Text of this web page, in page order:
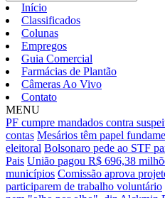
Início
Classificados
Colunas
Empregos
Guia Comercial
Farmácias de Plantão
Câmeras Ao Vivo
Contato
MENU
PF cumpre mandados contra
contas Mesários têm papel
eleitoral Bolsonaro pede ao STF
Pais União pagou R$ 696,38
municípios Comissão aprova
participarem de trabalho voluntário